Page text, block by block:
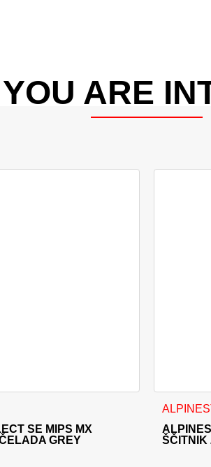
ARE
SE MIPS MX
GREY
različic. Možnosti lahko izberete na
ŠČITNIK
Ta